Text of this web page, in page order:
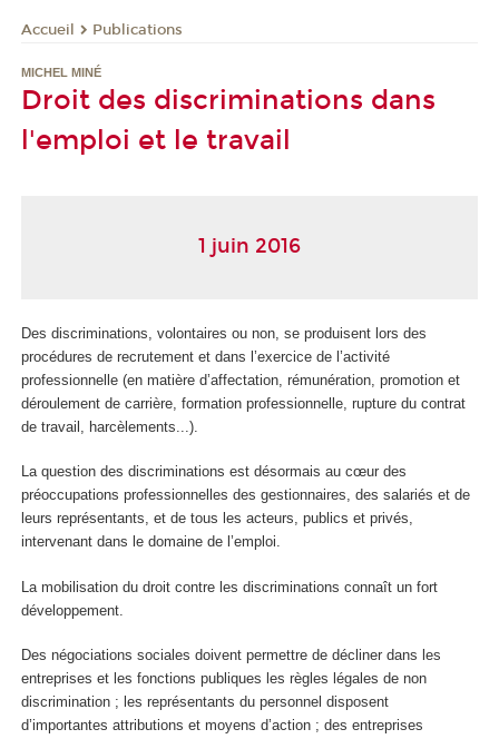
Accueil Publications
MICHEL MINÉ
Droit des discriminations dans
l'emploi et le travail
1 juin 2016
Des discriminations, volontaires ou non, se produisent lors des
procédures de recrutement et dans l’exercice de l’activité
professionnelle (en matière d’affectation, rémunération, promotion et
déroulement de carrière, formation professionnelle, rupture du contrat
de travail, harcèlements...).
La question des discriminations est désormais au cœur des
préoccupations professionnelles des gestionnaires, des salariés et de
leurs représentants, et de tous les acteurs, publics et privés,
intervenant dans le domaine de l’emploi.
La mobilisation du droit contre les discriminations connaît un fort
développement.
Des négociations sociales doivent permettre de décliner dans les
entreprises et les fonctions publiques les règles légales de non
discrimination ; les représentants du personnel disposent
d’importantes attributions et moyens d’action ; des entreprises